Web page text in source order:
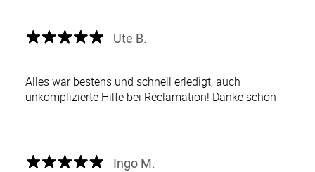
Ute B.
Alles war bestens und schnell erledigt, auch
unkomplizierte Hilfe bei Reclamation! Danke schön
Ingo M.